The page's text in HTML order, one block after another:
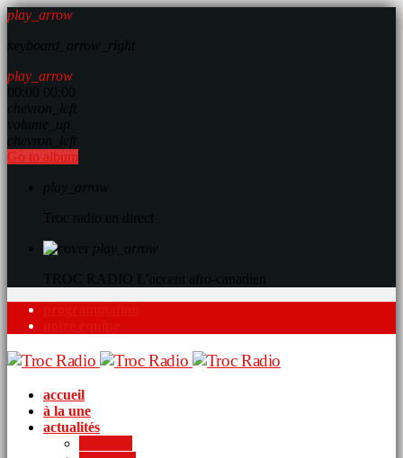
play_arrow
play_arrow
Go to album
accueil
à la une
actualités